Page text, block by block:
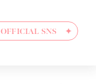
OFFICIAL SNS